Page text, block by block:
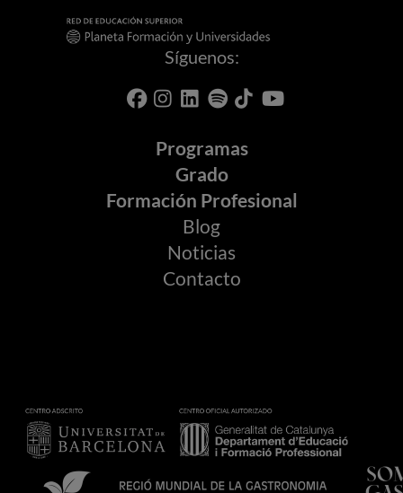
Síguenos:
Programas
Grado
Formación Profesional
Blog
Noticias
Contacto